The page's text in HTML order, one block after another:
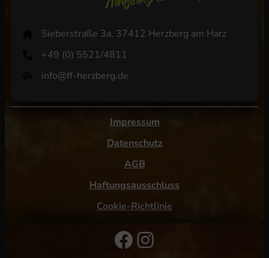
Sieberstraße 3a, 37412 Herzberg am Harz
+49 (0) 5521/4811
info@ff-herzberg.de
Impressum
Datenschutz
AGB
Haftungsausschluss
Cookie-Richtlinie
Facebook
Instagram